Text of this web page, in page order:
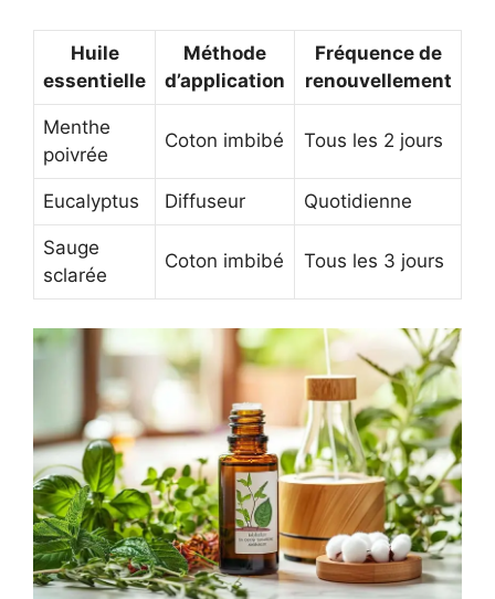
Huile
essentielle
Méthode
d’application
Fréquence de
renouvellement
Menthe
poivrée
Coton imbibé Tous les 2 jours
Eucalyptus Diffuseur Quotidienne
Sauge
sclarée
Coton imbibé Tous les 3 jours